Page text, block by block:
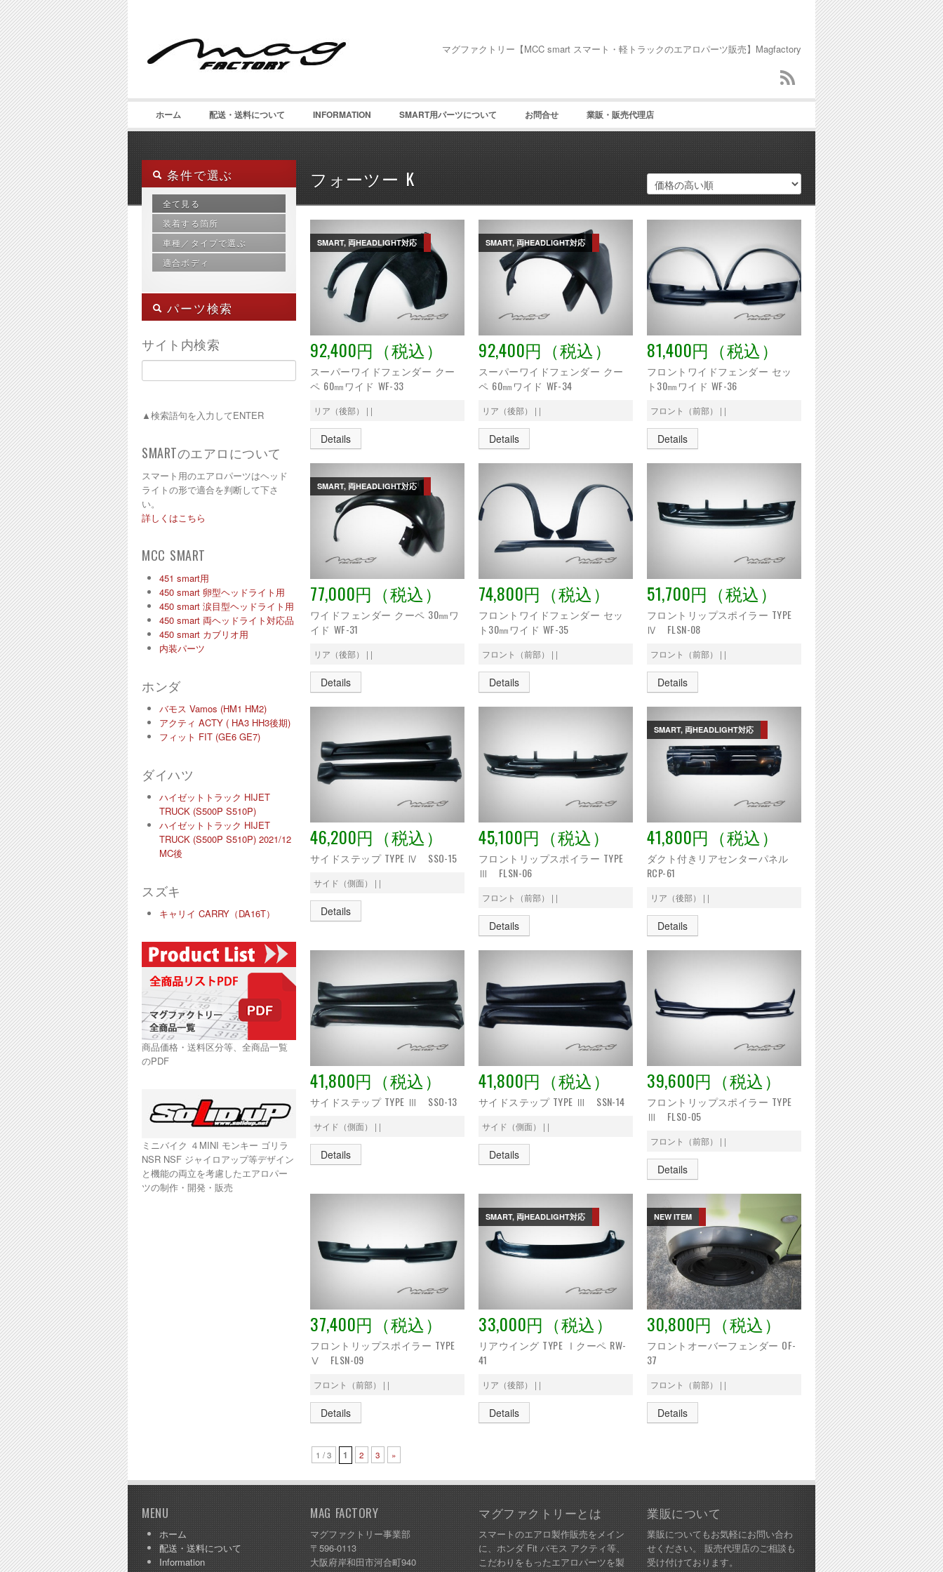
マグファクトリー【MCC smart スマート・軽トラックのエアロパーツ販売】Magfactory
ホーム 配送・送料について INFORMATION SMART用パーツについて お問合せ 業販・販売代理店
フォーツー K
条件で選ぶ
全て見る
装着する箇所
インテリア
サイド（側面）
チューニングパーツ
フロント（前部）
リア（後部）
車種／タイプで選ぶ
smart 450 カブリオ
smart 451
smart フォーフォー
smart 全ヘッドライト対応
smart 卵型ライト
smart 涙目型ライト
スズキ キャリイ
ダイハツ ハイゼット
ホンダ アクティ
ホンダ フィット
適合ボディ
トラック
フォーツー K
フォーフォー
パーツ検索
取付け場所:
サイト内検索
▲検索語句を入力してENTER
SMARTのエアロについて
スマート用のエアロパーツはヘッド
ライトの形で適合を判断して下さ
い。
詳しくはこちら
MCC SMART
451 smart用
450 smart 卵型ヘッドライト用
450 smart 涙目型ヘッドライト用
450 smart 両ヘッドライト対応品
450 smart カブリオ用
内装パーツ
ホンダ
バモス Vamos (HM1 HM2)
アクティ ACTY ( HA3 HH3後期)
フィット FIT (GE6 GE7)
ダイハツ
ハイゼットトラック HIJET
TRUCK (S500P S510P)
ハイゼットトラック HIJET
TRUCK (S500P S510P) 2021/12
MC後
スズキ
キャリイ CARRY（DA16T）
商品価格・送料区分等、全商品一覧
のPDF
ミニバイク ４MINI モンキー ゴリラ
NSR NSF ジャイロアップ等デザイン
と機能の両立を考慮したエアロパー
ツの制作・開発・販売
SMART, 両HEADLIGHT対応
92,400円（税込）
スーパーワイドフェンダー クー
ペ 60㎜ワイド WF-33
リア（後部） | |
Details
SMART, 両HEADLIGHT対応
92,400円（税込）
スーパーワイドフェンダー クー
ペ 60㎜ワイド WF-34
リア（後部） | |
Details
81,400円（税込）
フロントワイドフェンダー セッ
ト30㎜ワイド WF-36
フロント（前部） | |
Details
SMART, 両HEADLIGHT対応
77,000円（税込）
ワイドフェンダー クーペ 30㎜ワ
イド WF-31
リア（後部） | |
Details
74,800円（税込）
フロントワイドフェンダー セッ
ト30㎜ワイド WF-35
フロント（前部） | |
Details
51,700円（税込）
フロントリップスポイラー TYPE
Ⅳ FLSN-08
フロント（前部） | |
Details
46,200円（税込）
サイドステップ TYPE Ⅳ SSO-15
サイド（側面） | |
Details
45,100円（税込）
フロントリップスポイラー TYPE
Ⅲ FLSN-06
フロント（前部） | |
Details
SMART, 両HEADLIGHT対応
41,800円（税込）
ダクト付きリアセンターパネル
RCP-61
リア（後部） | |
Details
41,800円（税込）
サイドステップ TYPE Ⅲ SSO-13
サイド（側面） | |
Details
41,800円（税込）
サイドステップ TYPE Ⅲ SSN-14
サイド（側面） | |
Details
39,600円（税込）
フロントリップスポイラー TYPE
Ⅲ FLSO-05
フロント（前部） | |
Details
37,400円（税込）
フロントリップスポイラー TYPE
Ⅴ FLSN-09
フロント（前部） | |
Details
SMART, 両HEADLIGHT対応
33,000円（税込）
リアウイング TYPE Ⅰクーペ RW-
41
リア（後部） | |
Details
NEW ITEM
30,800円（税込）
フロントオーバーフェンダー OF-
37
フロント（前部） | |
Details
1 / 3 1 2 3 »
MENU
ホーム
配送・送料について
Information
MAG FACTORY
マグファクトリー事業部
〒596-0113
大阪府岸和田市河合町940
マグファクトリーとは
スマートのエアロ製作販売をメイン
に、ホンダ Fit バモス アクティ等、
こだわりをもったエアロパーツを製
業販について
業販についてもお気軽にお問い合わ
せください。 販売代理店のご相談も
受け付けております。